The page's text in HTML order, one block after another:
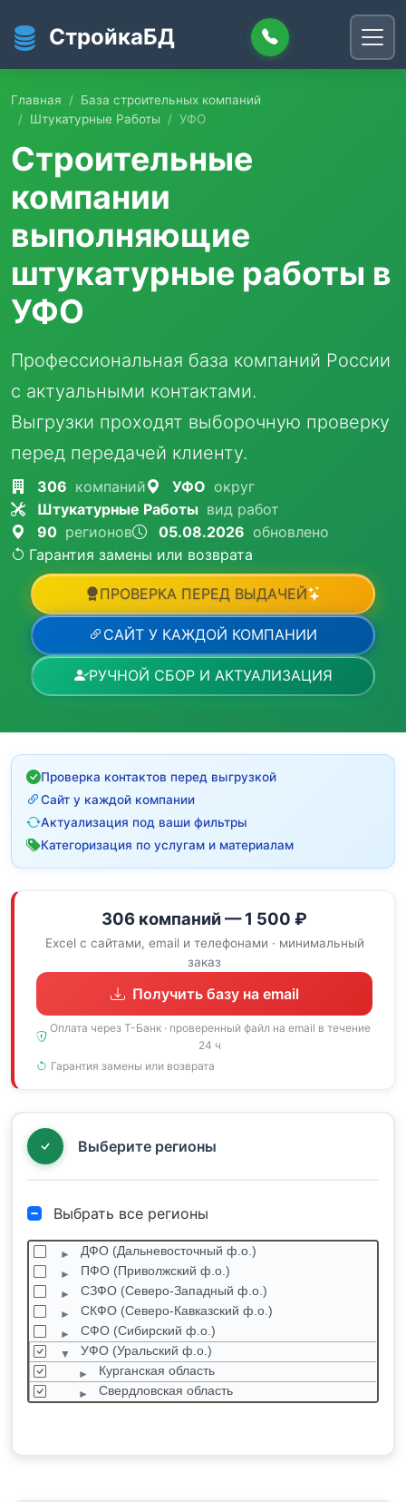
СтройкаБД
Главная
База строительных компаний
Штукатурные Работы
УФО
Строительные
компании
выполняющие
штукатурные работы в
УФО
Профессиональная база компаний России
с актуальными контактами.
Выгрузки проходят выборочную проверку
перед передачей клиенту.
306 компаний УФО округ
Штукатурные Работы вид работ
90 регионов 05.08.2026 обновлено
Гарантия замены или возврата
ПРОВЕРКА ПЕРЕД ВЫДАЧЕЙ
САЙТ У КАЖДОЙ КОМПАНИИ
РУЧНОЙ СБОР И АКТУАЛИЗАЦИЯ
Проверка контактов перед выгрузкой
Сайт у каждой компании
Актуализация под ваши фильтры
Категоризация по услугам и материалам
306 компаний — 1 500 ₽
Excel с сайтами, email и телефонами · минимальный
заказ
Получить базу на email
Оплата через Т-Банк · проверенный файл на email в течение
24 ч
Гарантия замены или возврата
Выберите регионы
Выбрать все регионы
ДФО (Дальневосточный ф.о.)
ПФО (Приволжский ф.о.)
СЗФО (Северо-Западный ф.о.)
СКФО (Северо-Кавказский ф.о.)
СФО (Сибирский ф.о.)
УФО (Уральский ф.о.)
Курганская область
Свердловская область